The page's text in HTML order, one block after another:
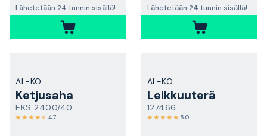
Lähetetään 24 tunnin sisällä! Lähetetään 24 tunnin sisällä!
AL-KO
Ketjusaha
EKS 2400/40
4,7
AL-KO
Leikkuuterä
127466
5,0